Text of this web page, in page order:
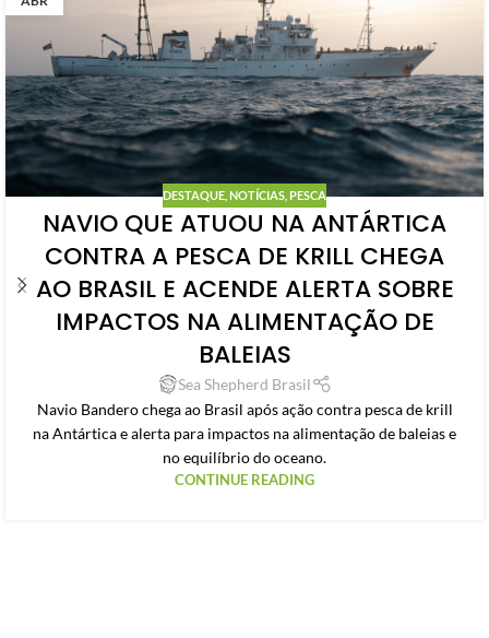
DESTAQUE NOTÍCIAS PESCA
NAVIO QUE ATUOU NA ANTÁRTICA
CONTRA A PESCA DE KRILL CHEGA
AO BRASIL E ACENDE ALERTA SOBRE
IMPACTOS NA ALIMENTAÇÃO DE
BALEIAS
Sea Shepherd Brasil
Navio Bandero chega ao Brasil após ação contra pesca de krill
na Antártica e alerta para impactos na alimentação de baleias e
no equilíbrio do oceano.
CONTINUE READING